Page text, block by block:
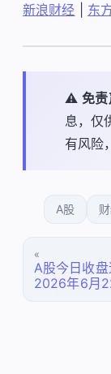
新浪财经
东
⚠️免责
息，仅
有风险
A股
«
A股今日收盘
2026年6月